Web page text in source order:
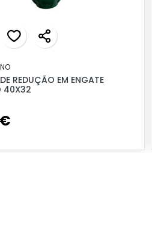
REDUÇÃO EM ENGATE
40X32
€